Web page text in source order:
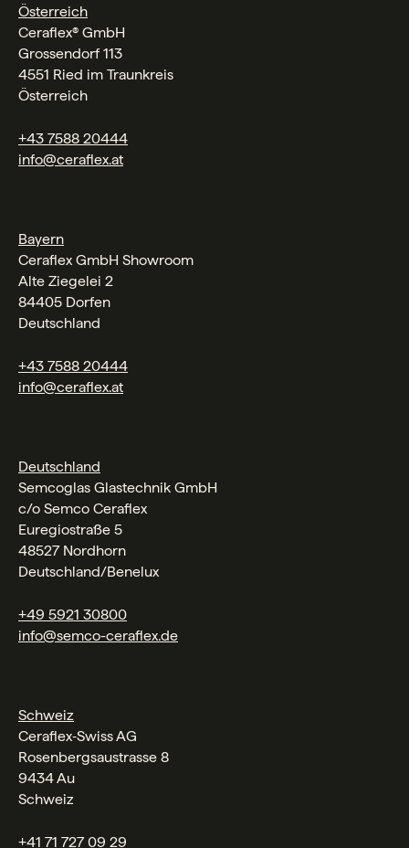
Österreich
Ceraflex® GmbH
Grossendorf 113
4551 Ried im Traunkreis
Österreich
+43 7588 20444
info@ceraflex.at
Bayern
Ceraflex GmbH Showroom
Alte Ziegelei 2
84405 Dorfen
Deutschland
+43 7588 20444
info@ceraflex.at
Deutschland
Semcoglas Glastechnik GmbH
c/o Semco Ceraflex
Euregiostraße 5
48527 Nordhorn
Deutschland/Benelux
+49 5921 30800
info@semco-ceraflex.de
Schweiz
Ceraflex‑Swiss AG
Rosenbergsaustrasse 8
9434 Au
Schweiz
+41 71 727 09 29